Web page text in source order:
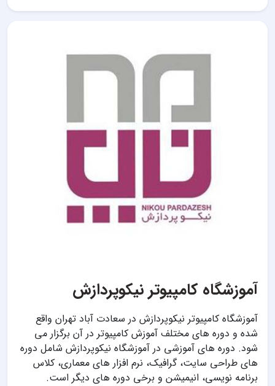
آموزشگاه کامپیوتر نیکوپردازش
آموزشگاه کامپیوتر نیکوپردازش در سعادت آباد تهران واقع
شده و دوره های مختلف آموزش کامپیوتر در آن برگزار می
شود. دوره های آموزشی در آموزشگاه نیکوپردازش شامل دوره
های طراحی سایت، گرافیک، نرم افزار های معماری، کلاس
برنامه نویسی، انیمیشن و برخی دوره های دیگر است.